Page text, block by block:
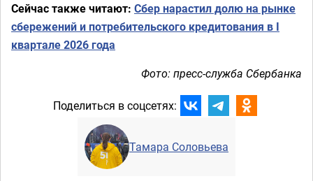
Сейчас также читают: Сбер нарастил долю на рынке
сбережений и потребительского кредитования в I
квартале 2026 года
Фото: пресс-служба Сбербанка
Поделиться в соцсетях:
Тамара Соловьева